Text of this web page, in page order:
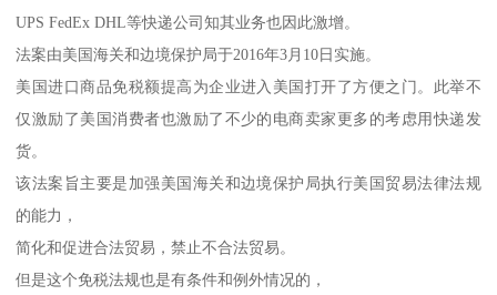
UPS FedEx DHL等快递公司知其业务也因此激增。
法案由美国海关和边境保护局于2016年3月10日实施。
美国进口商品免税额提高为企业进入美国打开了方便之门。此举不
仅激励了美国消费者也激励了不少的电商卖家更多的考虑用快递发
货。
该法案旨主要是加强美国海关和边境保护局执行美国贸易法律法规
的能力，
简化和促进合法贸易，禁止不合法贸易。
但是这个免税法规也是有条件和例外情况的，